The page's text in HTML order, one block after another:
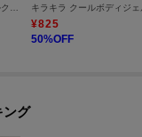
キラキラ クールボディジェ
¥825
50%OFF
ング